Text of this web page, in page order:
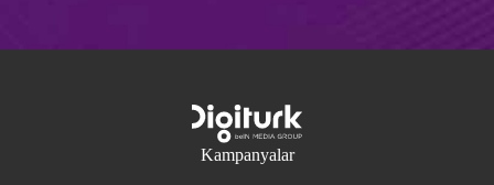
Kampanyalar